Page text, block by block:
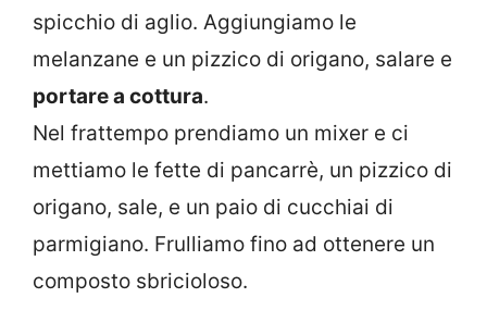
spicchio di aglio. Aggiungiamo le
melanzane e un pizzico di origano, salare e
portare a cottura.
Nel frattempo prendiamo un mixer e ci
mettiamo le fette di pancarrè, un pizzico di
origano, sale, e un paio di cucchiai di
parmigiano. Frulliamo fino ad ottenere un
composto sbricioloso.